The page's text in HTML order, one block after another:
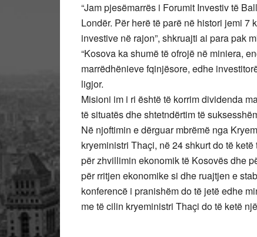
“Jam pjesëmarrës i Forumit Investiv të
Londër. Për herë të parë në histori jemi 7
investive në rajon”, shkruajti ai para pak
“Kosova ka shumë të ofrojë në miniera,
marrëdhënieve fqinjësore, edhe
ligjor.
Misioni im i ri është të korrim dividenda
të situatës dhe shtetndërtim të
Në njoftimin e dërguar mbrëmë nga
kryeministri Thaçi, në 24 shkurt do të
për zhvillimin ekonomik të Kosovës dhe
për rritjen ekonomike si dhe ruajtjen e
konferencë i pranishëm do të jetë edhe
me të cilin kryeministri Thaçi do të ketë